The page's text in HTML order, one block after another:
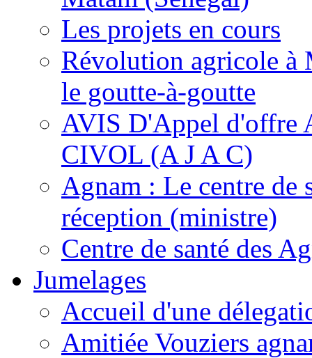
Les projets en cours
Révolution agricole à
le goutte-à-goutte
AVIS D'Appel d'offre
CIVOL (A J A C)
Agnam : Le centre de
réception (ministre)
Centre de santé des
Jumelages
Accueil d'une
Amitiée Vouziers